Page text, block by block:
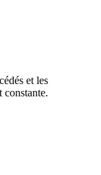
et les
constante.